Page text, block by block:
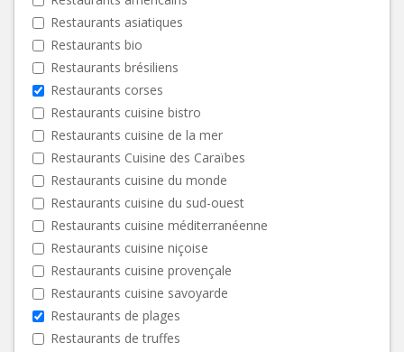
Restaurants asiatiques
Restaurants bio
Restaurants brésiliens
Restaurants corses
Restaurants cuisine bistro
Restaurants cuisine de la mer
Restaurants Cuisine des Caraïbes
Restaurants cuisine du monde
Restaurants cuisine du sud-ouest
Restaurants cuisine méditerranéenne
Restaurants cuisine niçoise
Restaurants cuisine provençale
Restaurants cuisine savoyarde
Restaurants de plages
Restaurants de truffes